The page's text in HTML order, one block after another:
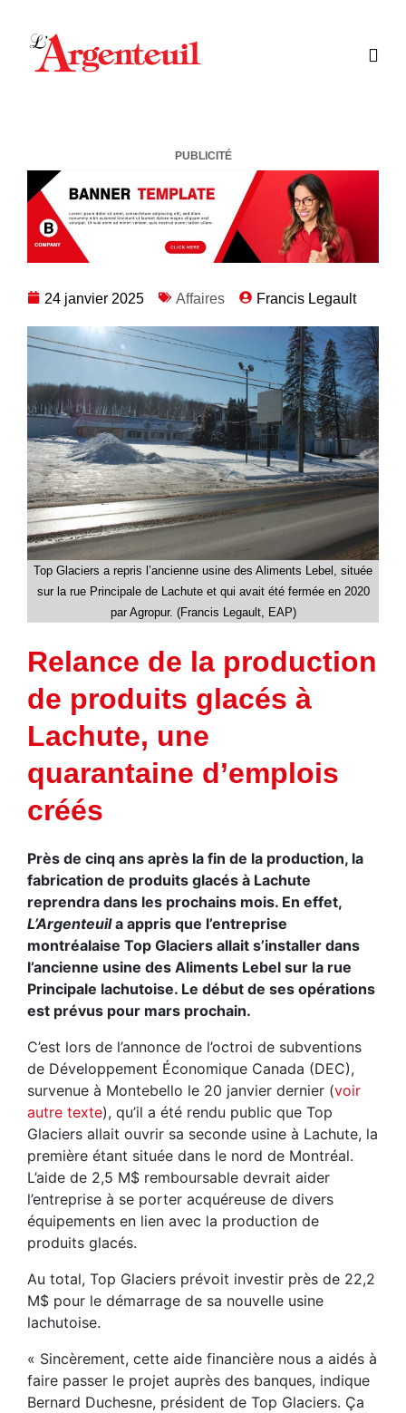
PUBLICITÉ
24 janvier 2025 Affaires Francis Legault
Top Glaciers a repris l’ancienne usine des Aliments Lebel, située
sur la rue Principale de Lachute et qui avait été fermée en 2020
par Agropur. (Francis Legault, EAP)
Relance de la production
de produits glacés à
Lachute, une
quarantaine d’emplois
créés
Près de cinq ans après la fin de la production, la
fabrication de produits glacés à Lachute
reprendra dans les prochains mois. En effet,
L’Argenteuila appris que l’entreprise
montréalaise Top Glaciers allait s’installer dans
l’ancienne usine des Aliments Lebel sur la rue
Principale lachutoise. Le début de ses opérations
est prévus pour mars prochain.
C’est lors de l’annonce de l’octroi de subventions
de Développement Économique Canada (DEC),
survenue à Montebello le 20 janvier dernier (voir
autre texte), qu’il a été rendu public que Top
Glaciers allait ouvrir sa seconde usine à Lachute, la
première étant située dans le nord de Montréal.
L’aide de 2,5 M$ remboursable devrait aider
l’entreprise à se porter acquéreuse de divers
équipements en lien avec la production de
produits glacés.
Au total, Top Glaciers prévoit investir près de 22,2
M$ pour le démarrage de sa nouvelle usine
lachutoise.
« Sincèrement, cette aide financière nous a aidés à
faire passer le projet auprès des banques, indique
Bernard Duchesne, président de Top Glaciers. Ça